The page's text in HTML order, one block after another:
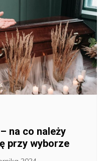
na co należy
przy wyborze